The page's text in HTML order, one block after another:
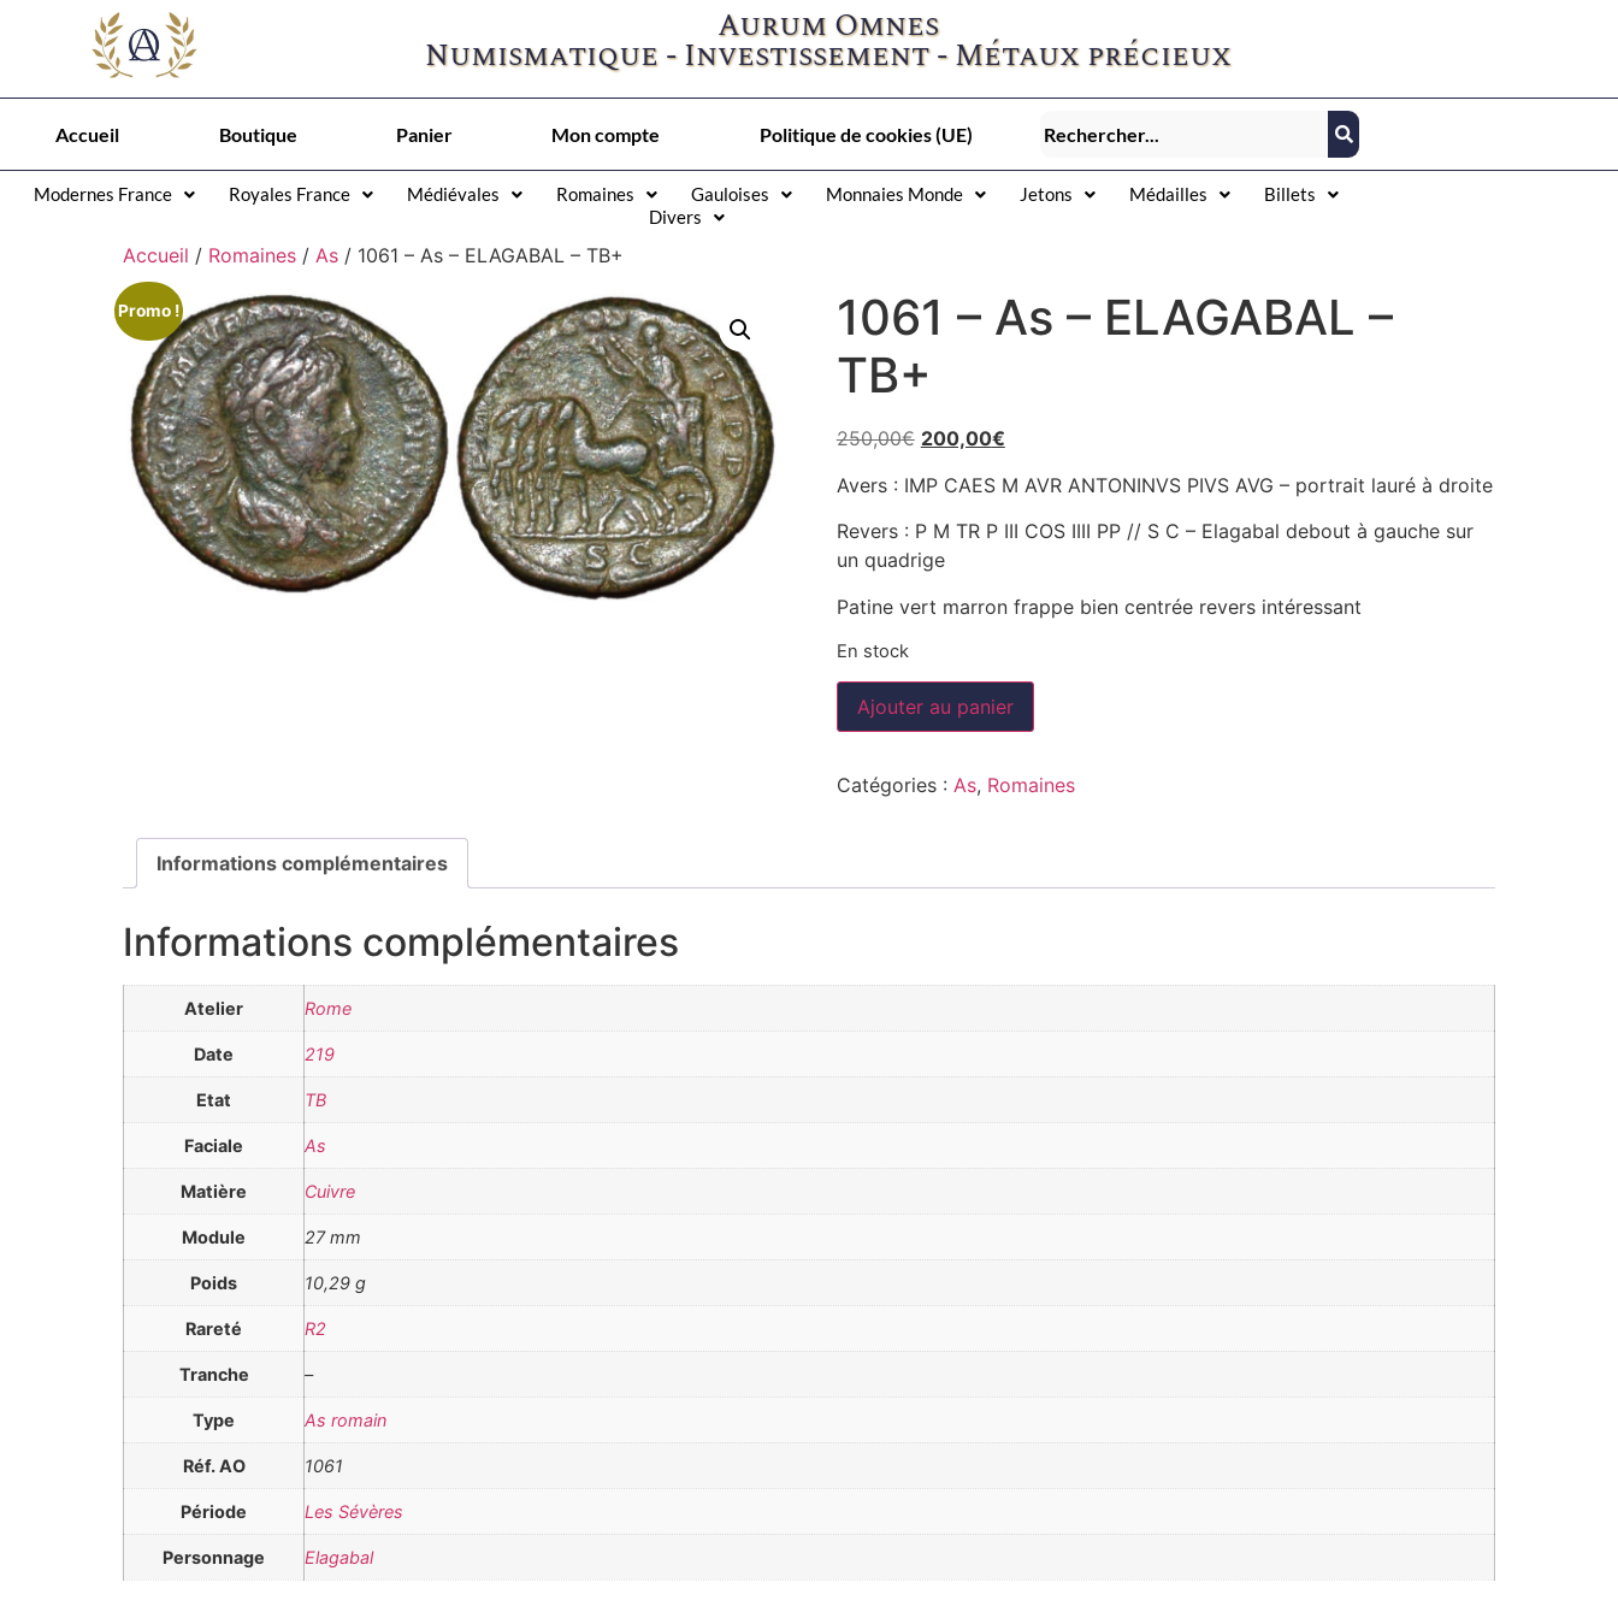
Aurum Omnes
Numismatique - Investissement - Métaux précieux
Accueil Boutique Panier Mon compte Politique de cookies (UE)
Modernes France Royales France Médiévales Romaines Gauloises Monnaies Monde Jetons Médailles
Billets
Divers
Accueil / Romaines / As / 1061 – As – ELAGABAL – TB+
Promo !
1061 – As – ELAGABAL –
TB+
250,00€ 200,00€
Avers : IMP CAES M AVR ANTONINVS PIVS AVG – portrait lauré à droite
Revers : P M TR P III COS IIII PP // S C – Elagabal debout à gauche sur
un quadrige
Patine vert marron frappe bien centrée revers intéressant
En stock
Ajouter au panier
Catégories : As, Romaines
Informations complémentaires
Informations complémentaires
Atelier Rome
Date 219
Etat TB
Faciale As
Matière Cuivre
Module 27 mm
Poids 10,29 g
Rareté R2
Tranche –
Type As romain
Réf. AO 1061
Période Les Sévères
Personnage Elagabal